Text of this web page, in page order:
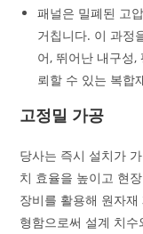
패널은 밀폐된 고
거칩니다. 이 과정
어, 뛰어난 내구성
뢰할 수 있는 복합
고정밀 가공
당사는 즉시 설치가
치 효율을 높이고 현
장비를 활용해 원자
형함으로써 설계 치